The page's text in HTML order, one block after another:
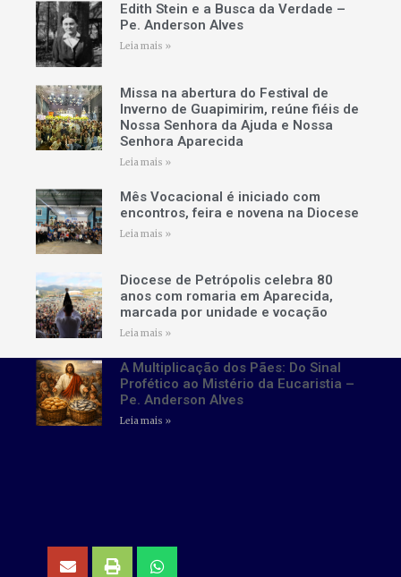
Edith Stein e a Busca da Verdade –
Pe. Anderson Alves
Leia mais »
Missa na abertura do Festival de
Inverno de Guapimirim, reúne fiéis de
Nossa Senhora da Ajuda e Nossa
Senhora Aparecida
Leia mais »
Mês Vocacional é iniciado com
encontros, feira e novena na Diocese
Leia mais »
Diocese de Petrópolis celebra 80
anos com romaria em Aparecida,
marcada por unidade e vocação
Leia mais »
A Multiplicação dos Pães: Do Sinal
Profético ao Mistério da Eucaristia –
Pe. Anderson Alves
Leia mais »